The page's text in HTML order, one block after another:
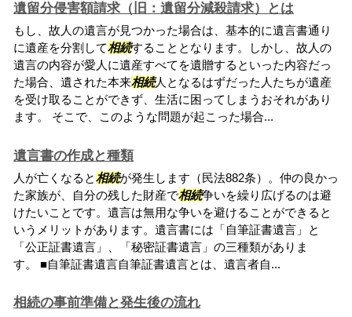
遺留分侵害額請求（旧：遺留分減殺請求）とは
もし、故人の遺言が見つかった場合は、基本的に遺言書通り
に遺産を分割して相続することとなります。しかし、故人の
遺言の内容が愛人に遺産すべてを遺贈するといった内容だっ
た場合、遺された本来相続人となるはずだった人たちが遺産
を受け取ることができず、生活に困ってしまうおそれがあり
ます。 そこで、このような問題が起こった場合...
遺言書の作成と種類
人が亡くなると相続が発生します（民法882条）。仲の良かっ
た家族が、自分の残した財産で相続争いを繰り広げるのは避
けたいことです。遺言は無用な争いを避けることができると
いうメリットがあります。遺言書には「自筆証書遺言」と
「公正証書遺言」、「秘密証書遺言」の三種類がありま
す。 ■自筆証書遺言自筆証書遺言とは、遺言者自...
相続の事前準備と発生後の流れ